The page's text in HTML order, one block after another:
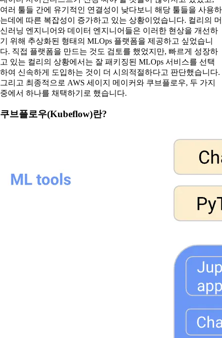
여러 툴들 간에 유기적인 연결성이 낮다보니 해당 툴들을 사용하
는데에 따른 복잡성이 증가하고 있는 상황이었습니다. 컬리의 머
신러닝 엔지니어와 데이터 엔지니어들은 이러한 현상을 개선하
기 위해 추상화된 형태의 MLOps 플랫폼을 제공하고 싶었습니
다. 직접 플랫폼을 만드는 것도 검토를 했었지만, 빠르게 성장하
고 있는 컬리의 상황에서는 잘 패키징된 MLOps 서비스를 선택
하여 신속하게 도입하는 것이 더 시의적절하다고 판단했습니다.
그리고 최종적으로 AWS 세이지 메이커와 쿠브플로우, 두 가지
중에서 하나를 채택하기로 했습니다.
쿠브플로우(Kubeflow)란?